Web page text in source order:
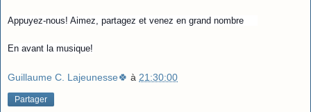
Appuyez-nous! Aimez, partagez et venez en grand nombre
En avant la musique!
Guillaume C. Lajeunesse🍀 à 21:30:00
Partager